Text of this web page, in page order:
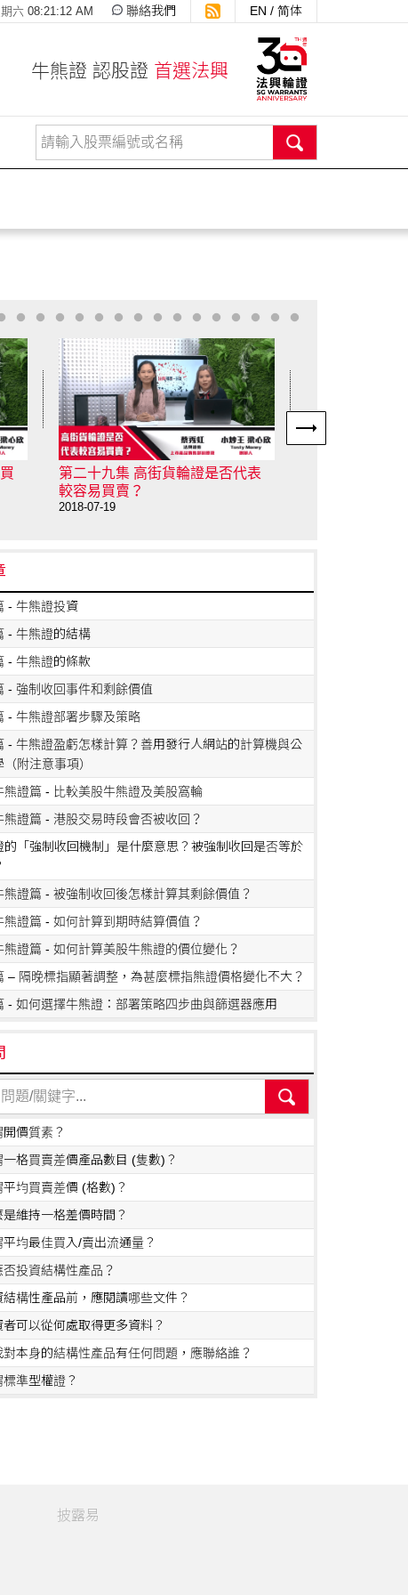
EN / 简体
聯絡我們
六 08:21:12 AM
牛熊證 認股證 首選法興
第二十九集 高街貨輪證是否代表
較容易買賣？
2018-07-19
- 牛熊證投資
- 牛熊證的結構
- 牛熊證的條款
- 強制收回事件和剩餘價值
- 牛熊證部署步驟及策略
- 牛熊證盈虧怎樣計算？善用發行人網站的計算機與公
附注意事項）
熊證篇 - 比較美股牛熊證及美股窩輪
熊證篇 - 港股交易時段會否被收回？
的「強制收回機制」是什麼意思？被強制收回是否等於
熊證篇 - 被強制收回後怎樣計算其剩餘價值？
熊證篇 - 如何計算到期時結算價值？
熊證篇 - 如何計算美股牛熊證的價位變化？
– 隔晚標指顯著調整，為甚麼標指熊證價格變化不大？
- 如何選擇牛熊證：部署策略四步曲與篩選器應用
價質素？
一格買賣差價產品數目 (隻數)？
平均買賣差價 (格數)？
是維持一格差價時間？
平均最佳買入/賣出流通量？
否投資結構性產品？
結構性產品前，應閱讀哪些文件？
者可以從何處取得更多資料？
對本身的結構性產品有任何問題，應聯絡誰？
標準型權證？
證如何運作？
」與「N類」牛熊證有何分別？
披露易